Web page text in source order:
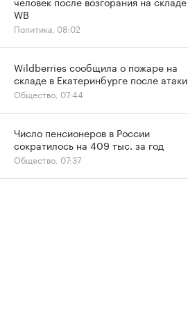
WB
Политика, 08:02
Wildberries сообщила о пожаре на
складе в Екатеринбурге после атаки
Общество, 07:44
Число пенсионеров в России
сократилось на 409 тыс. за год
Общество, 07:37